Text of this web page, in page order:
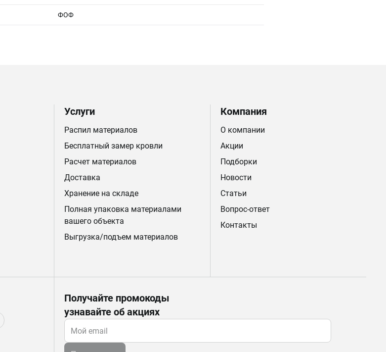
ФОФ
Услуги
Распил материалов
Бесплатный замер кровли
Расчет материалов
Доставка
Хранение на складе
Полная упаковка материалами
вашего объекта
Выгрузка/подъем материалов
Компания
О компании
Акции
Подборки
Новости
Статьи
Вопрос-ответ
Контакты
Получайте промокоды
узнавайте об акциях